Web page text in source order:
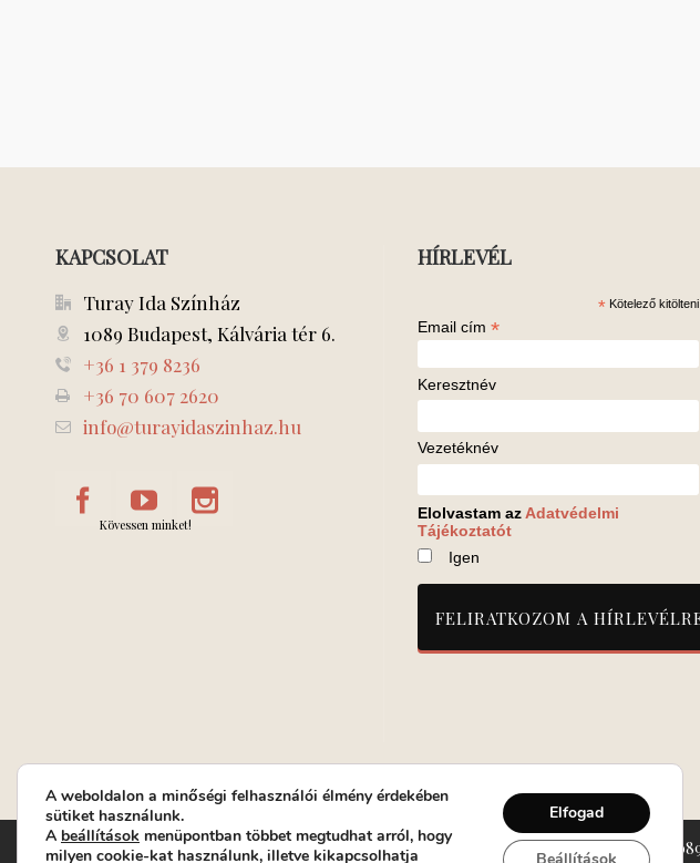
KAPCSOLAT
Turay Ida Színház
1089 Budapest, Kálvária tér 6.
+36 1 379 8236
+36 70 607 2620
info@turayidaszinhaz.hu
Kövessen minket!
HÍRLEVÉL
* Kötelező kitölteni
Email cím *
Keresztnév
Vezetéknév
Elolvastam azAdatvédelmi
Tájékoztatót
Igen
Turay Ida Színház Közhasznú Nonprofit Kft. | Működési helyszín: Turay Ida Színház
A weboldalon a minőségi felhasználói élmény érdekében
sütiket használunk.
A beállítások menüpontban többet megtudhat arról, hogy
milyen cookie-kat használunk, illetve kikapcsolhatja
Elfogad